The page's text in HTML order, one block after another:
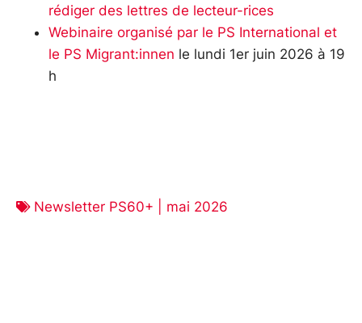
rédiger des lettres de lecteur-rices
Webinaire organisé par le PS International et
le PS Migrant:innen le lundi 1er juin 2026 à 19
h
Newsletter PS60+ | mai 2026